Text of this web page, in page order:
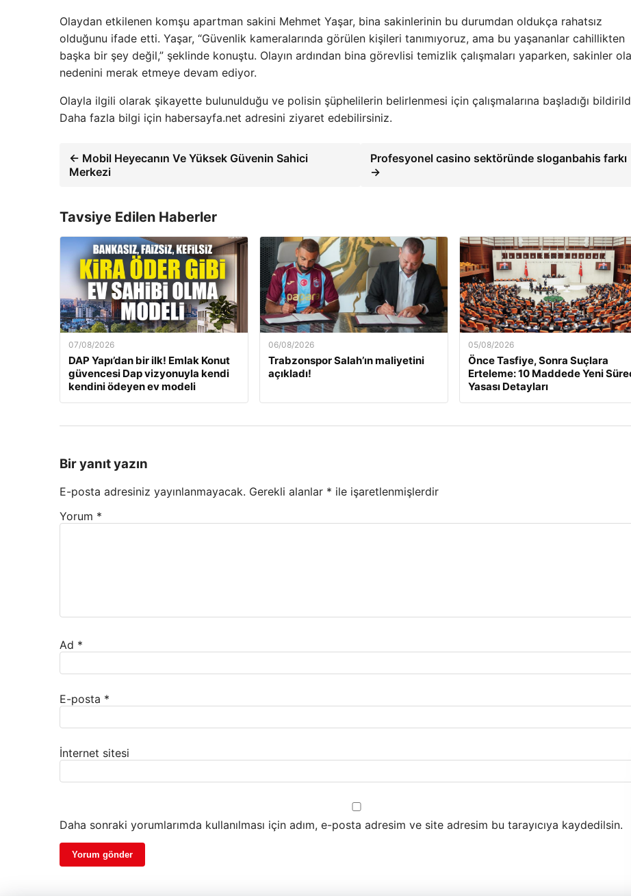
Olaydan etkilenen komşu apartman sakini Mehmet Yaşar, bina sakinlerinin bu durumdan oldukça rahatsız
olduğunu ifade etti. Yaşar, “Güvenlik kameralarında görülen kişileri tanımıyoruz, ama bu yaşananlar cahillikten
başka bir şey değil,” şeklinde konuştu. Olayın ardından bina görevlisi temizlik çalışmaları yaparken, sakinler
nedenini merak etmeye devam ediyor.
Olayla ilgili olarak şikayette bulunulduğu ve polisin şüphelilerin belirlenmesi için çalışmalarına başladığı
Daha fazla bilgi için habersayfa.net adresini ziyaret edebilirsiniz.
← Mobil Heyecanın Ve Yüksek Güvenin Sahici
Merkezi
Profesyonel casino sektöründe sloganbahis farkı
→
Tavsiye Edilen Haberler
07/08/2026
DAP Yapı’dan bir ilk! Emlak Konut
güvencesi Dap vizyonuyla kendi
kendini ödeyen ev modeli
06/08/2026
Trabzonspor Salah’ın maliyetini
açıkladı!
05/08/2026
Önce Tasfiye, Sonra Suçlara
Erteleme: 10 Maddede Yeni
Yasası Detayları
Bir yanıt yazın
E-posta adresiniz yayınlanmayacak. Gerekli alanlar * ile işaretlenmişlerdir
Yorum *
Ad *
E-posta *
İnternet sitesi
Daha sonraki yorumlarımda kullanılması için adım, e-posta adresim ve site adresim bu tarayıcıya kaydedilsin.